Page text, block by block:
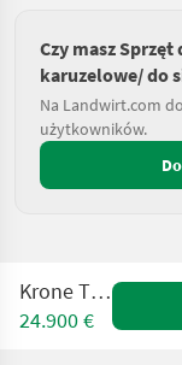
Czy masz
karuzelowe/ do
Na Landwirt.com
użytkowników.
Krone TC640
24.900 €